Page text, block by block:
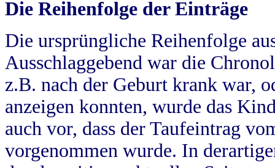
Die Reihenfolge der Einträge
Die ursprüngliche Reihenfolge
Ausschlaggebend war die
z.B. nach der Geburt krank war,
anzeigen konnten, wurde das
auch vor, dass der Taufeintrag
vorgenommen wurde. In